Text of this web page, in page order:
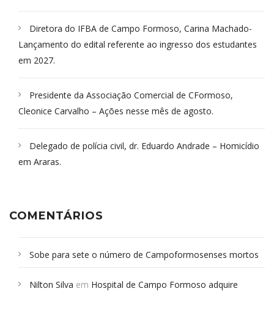
Diretora do IFBA de Campo Formoso, Carina Machado-
Lançamento do edital referente ao ingresso dos estudantes
em 2027.
Presidente da Associação Comercial de CFormoso,
Cleonice Carvalho – Ações nesse mês de agosto.
Delegado de polícia civil, dr. Eduardo Andrade – Homicídio
em Araras.
COMENTÁRIOS
Sobe para sete o número de Campoformosenses mortos
Campoformosenses que morreram em desabamentos são
Nilton Silva em Hospital de Campo Formoso adquire